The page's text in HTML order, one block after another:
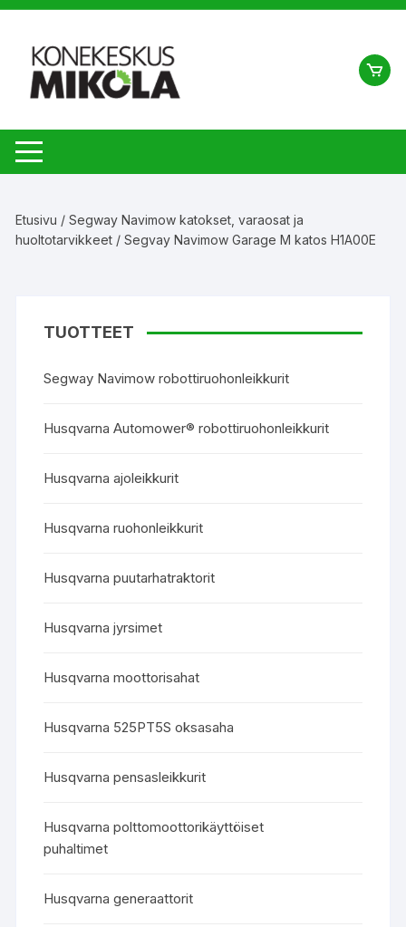
Siirry
sisältöön
Etusivu /Segway Navimow katokset, varaosat ja
huoltotarvikkeet / Segvay Navimow Garage M katos H1A00E
TUOTTEET
Segway Navimow robottiruohonleikkurit
Husqvarna Automower® robottiruohonleikkurit
Husqvarna ajoleikkurit
Husqvarna ruohonleikkurit
Husqvarna puutarhatraktorit
Husqvarna jyrsimet
Husqvarna moottorisahat
Husqvarna 525PT5S oksasaha
Husqvarna pensasleikkurit
Husqvarna polttomoottorikäyttöiset
puhaltimet
Husqvarna generaattorit